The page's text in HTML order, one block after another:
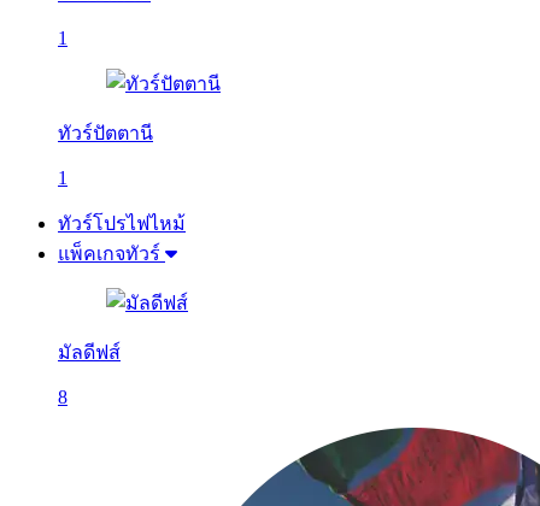
1
ทัวร์ปัตตานี
1
ทัวร์โปรไฟไหม้
แพ็คเกจทัวร์
มัลดีฟส์
8